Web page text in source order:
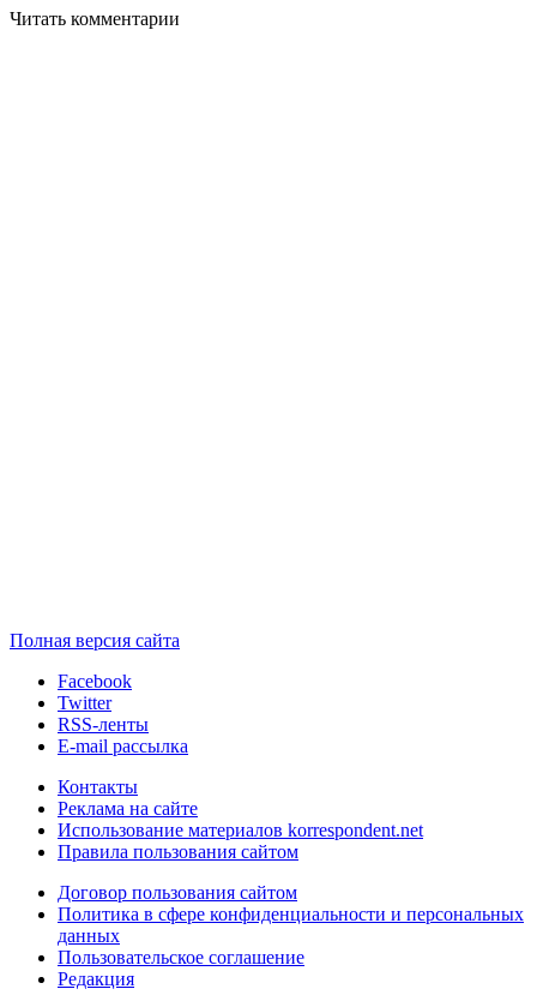
Читать комментарии
Полная версия сайта
Facebook
Twitter
RSS-ленты
E-mail рассылка
Контакты
Реклама на сайте
Использование материалов korrespondent.net
Правила пользования сайтом
Договор пользования сайтом
Политика в сфере конфиденциальности и персональных
данных
Пользовательское соглашение
Редакция